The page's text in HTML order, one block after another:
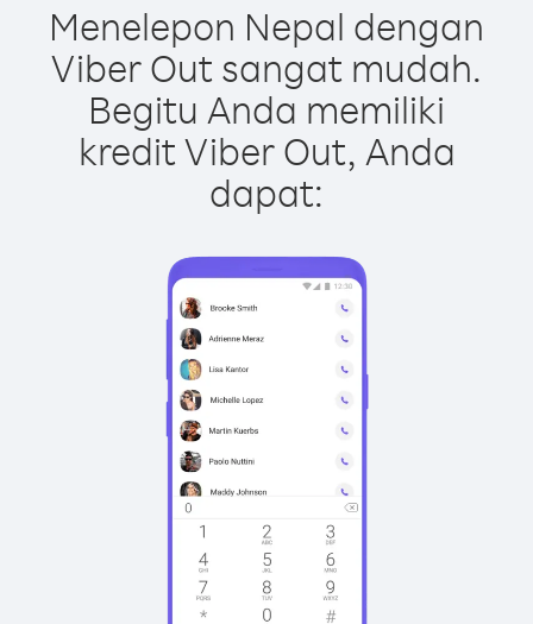
Menelepon Nepal dengan
Viber Out sangat mudah.
Begitu Anda memiliki
kredit Viber Out, Anda
dapat: